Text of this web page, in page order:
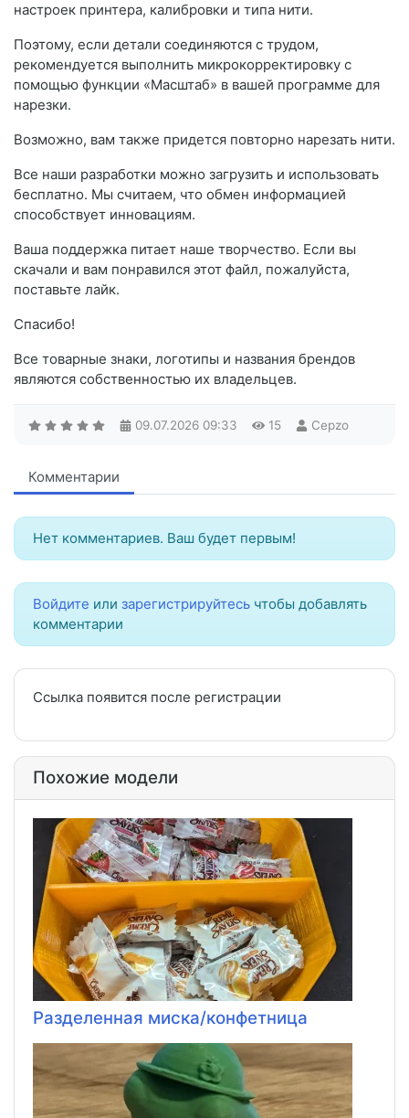
настроек принтера, калибровки и типа нити.
Поэтому, если детали соединяются с трудом,
рекомендуется выполнить микрокорректировку с
помощью функции «Масштаб» в вашей программе для
нарезки.
Возможно, вам также придется повторно нарезать нити.
Все наши разработки можно загрузить и использовать
бесплатно. Мы считаем, что обмен информацией
способствует инновациям.
Ваша поддержка питает наше творчество. Если вы
скачали и вам понравился этот файл, пожалуйста,
поставьте лайк.
Спасибо!
Все товарные знаки, логотипы и названия брендов
являются собственностью их владельцев.
09.07.2026 09:33 15 Cepzo
Комментарии
Нет комментариев. Ваш будет первым!
Войдите или зарегистрируйтесь чтобы добавлять
комментарии
Ссылка появится после регистрации
Похожие модели
Разделенная миска/конфетница